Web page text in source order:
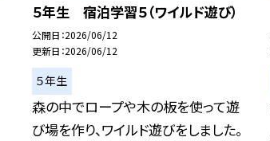
５年生 宿泊学習５（ワイルド遊び）
公開日 2026/06/12
更新日 2026/06/12
５年生
森の中でロープや木の板を使って遊
び場を作り、ワイルド遊びをしました。